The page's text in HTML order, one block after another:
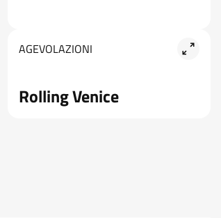
AGEVOLAZIONI
Rolling Venice